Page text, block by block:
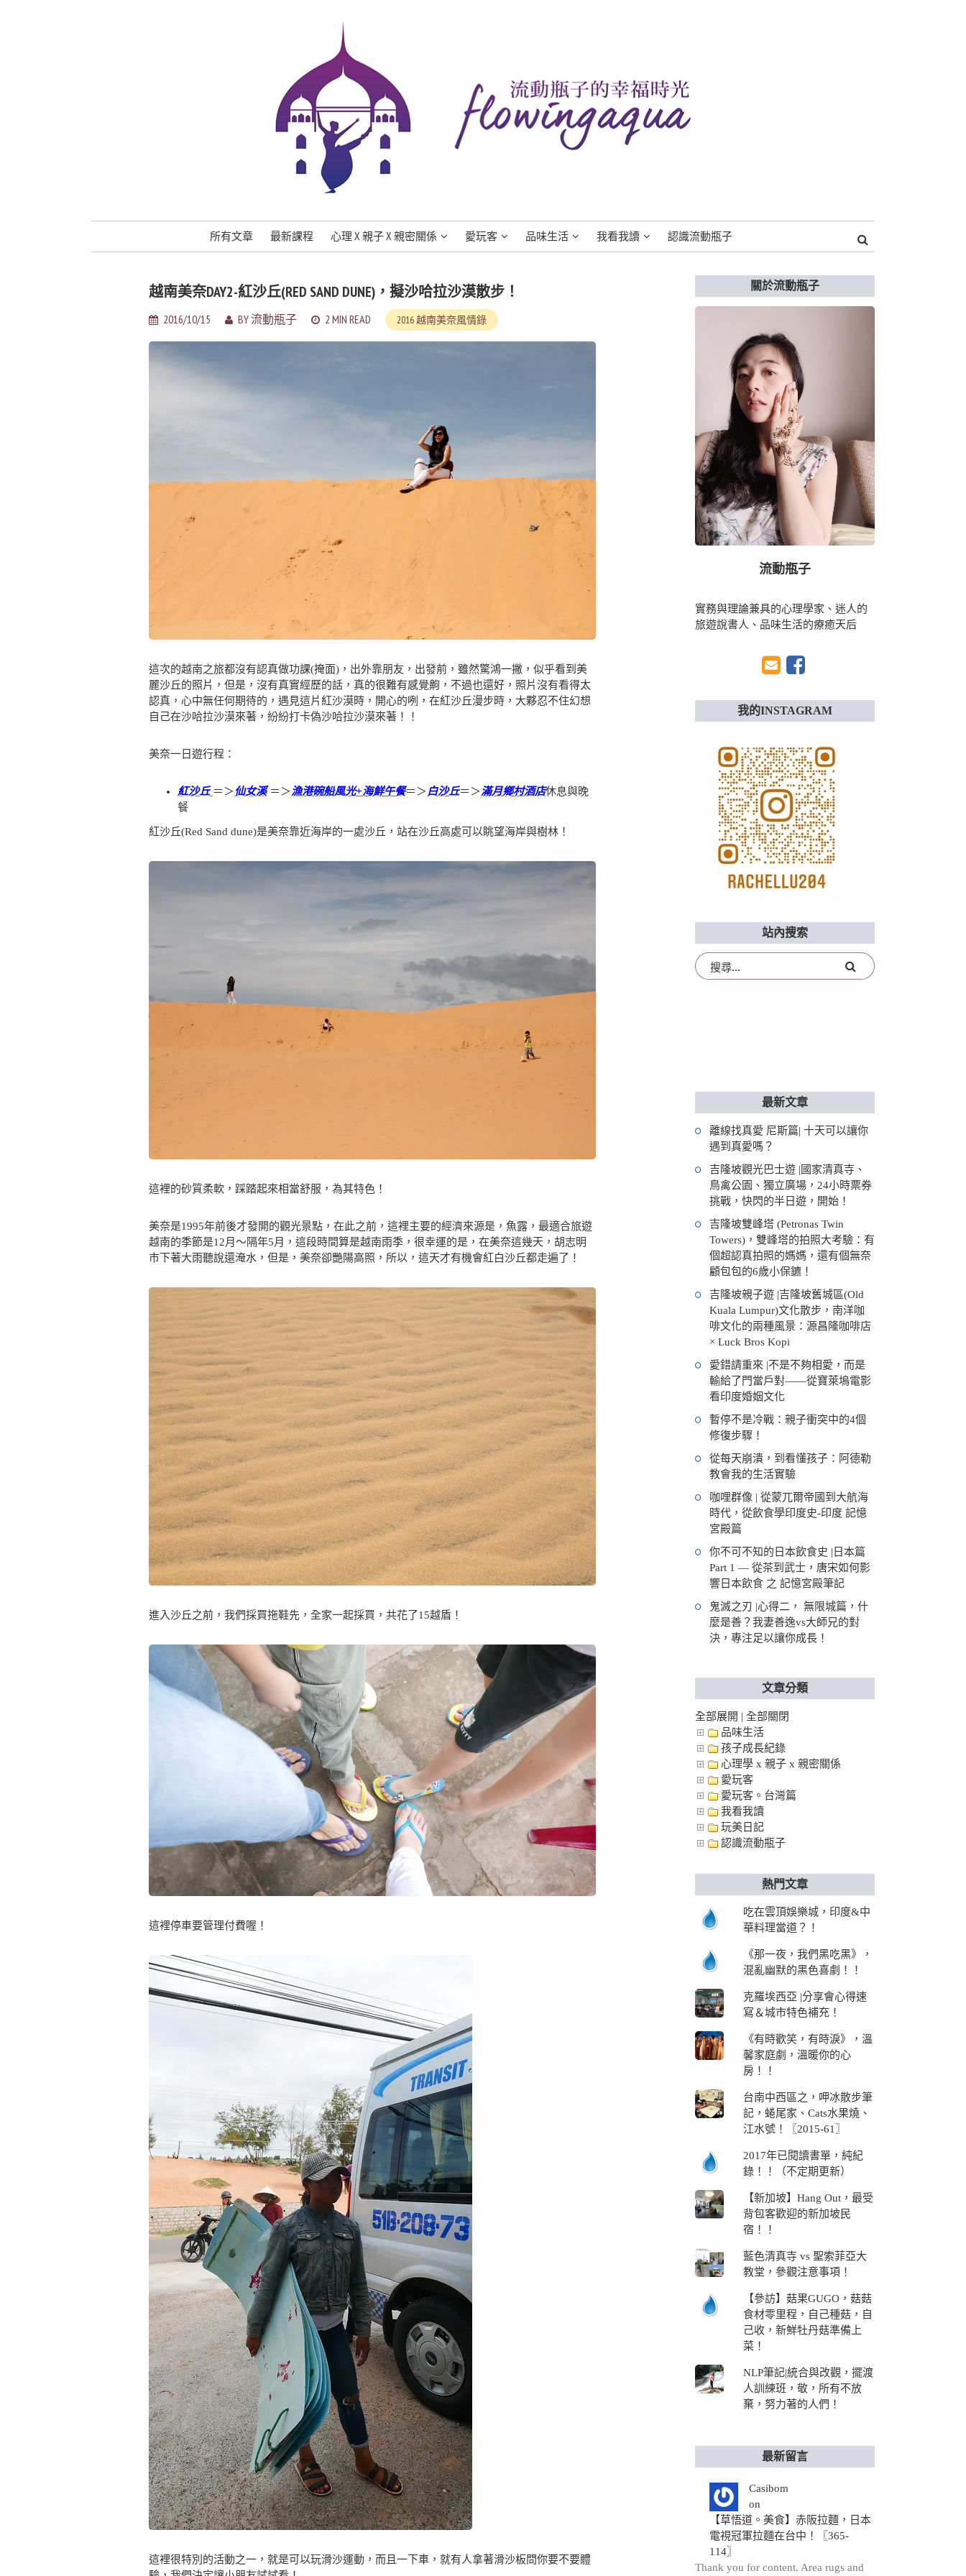
所有文章 最新課程 心理 X 親子 X 親密關係 愛玩客 品味生活 我看我讀 認識流動瓶子
越南美奈DAY2-紅沙丘(RED SAND DUNE)，擬沙哈拉沙漠散步！
2016/10/15 BY流動瓶子 2 MIN READ 2016 越南美奈風情錄
這次的越南之旅都沒有認真做功課(掩面)，出外靠朋友，出發前，雖然驚鴻一撇，似乎看到美
麗沙丘的照片，但是，沒有真實經歷的話，真的很難有感覺齁，不過也還好，照片沒有看得太
認真，心中無任何期待的，遇見這片紅沙漠時，開心的咧，在紅沙丘漫步時，大夥忍不住幻想
自己在沙哈拉沙漠來著，紛紛打卡偽沙哈拉沙漠來著！！
美奈一日遊行程：
紅沙丘 ＝＞仙女溪＝＞漁港碗船風光+海鮮午餐＝＞白沙丘＝＞滿月鄉村酒店休息與晚
餐
紅沙丘(Red Sand dune)是美奈靠近海岸的一處沙丘，站在沙丘高處可以眺望海岸與樹林！
這裡的砂質柔軟，踩踏起來相當舒服，為其特色！
美奈是1995年前後才發開的觀光景點，在此之前，這裡主要的經濟來源是，魚露，最適合旅遊
越南的季節是12月～隔年5月，這段時間算是越南雨季，很幸運的是，在美奈這幾天，胡志明
市下著大雨聽說還淹水，但是，美奈卻艷陽高照，所以，這天才有機會紅白沙丘都走遍了！
進入沙丘之前，我們採買拖鞋先，全家一起採買，共花了15越盾！
這裡停車要管理付費喔！
這裡很特別的活動之一，就是可以玩滑沙運動，而且一下車，就有人拿著滑沙板問你要不要體
關於流動瓶子
流動瓶子
實務與理論兼具的心理學家、迷人的
旅遊說書人、品味生活的療癒天后
我的INSTAGRAM
站內搜索
最新文章
離線找真愛 尼斯篇| 十天可以讓你
遇到真愛嗎？
吉隆坡觀光巴士遊 |國家清真寺、
鳥禽公園、獨立廣場，24小時票券
挑戰，快閃的半日遊，開始！
吉隆坡雙峰塔 (Petronas Twin
Towers)，雙峰塔的拍照大考驗：有
個超認真拍照的媽媽，還有個無奈
顧包包的6歲小保鑣！
吉隆坡親子遊 |吉隆坡舊城區(Old
Kuala Lumpur)文化散步，南洋咖
啡文化的兩種風景：源昌隆咖啡店
× Luck Bros Kopi
愛錯請重來 |不是不夠相愛，而是
輸給了門當戶對——從寶萊塢電影
看印度婚姻文化
暫停不是冷戰：親子衝突中的4個
修復步驟！
從每天崩潰，到看懂孩子：阿德勒
教會我的生活實驗
咖哩群像 | 從蒙兀爾帝國到大航海
時代，從飲食學印度史-印度 記憶
宮殿篇
你不可不知的日本飲食史 |日本篇
Part 1 — 從茶到武士，唐宋如何影
響日本飲食 之 記憶宮殿筆記
鬼滅之刃 |心得二， 無限城篇，什
麼是善？我妻善逸vs大師兄的對
決，專注足以讓你成長！
文章分類
全部展開 | 全部關閉
品味生活
孩子成長紀錄
心理學 x 親子 x 親密關係
愛玩客
愛玩客。台灣篇
我看我讀
玩美日記
認識流動瓶子
熱門文章
吃在雲頂娛樂城，印度&中
華料理當道？！
《那一夜，我們黑吃黑》，
混亂幽默的黑色喜劇！！
克羅埃西亞 |分享會心得速
寫＆城市特色補充！
《有時歡笑，有時淚》，溫
馨家庭劇，溫暖你的心
房！！
台南中西區之，呷冰散步筆
記，蜷尾家、Cats水果燒、
江水號！〖2015-61〗
2017年已閱讀書單，純紀
錄！！（不定期更新）
【新加坡】Hang Out，最受
背包客歡迎的新加坡民
宿！！
藍色清真寺 vs 聖索菲亞大
教堂，參觀注意事項！
【參訪】菇果GUGO，菇菇
食材零里程，自己種菇，自
己收，新鮮牡丹菇準備上
菜！
NLP筆記|統合與改觀，擺渡
人訓練班，敬，所有不放
棄，努力著的人們！
最新留言
Casibom
on
【草悟道。美食】赤阪拉麵，日本
電視冠軍拉麵在台中！〖365-
114〗
Thank you for content. Area rugs and